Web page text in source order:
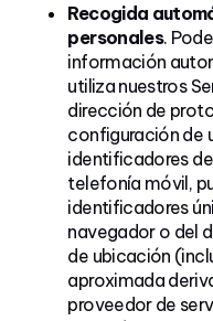
Recogida
personales.
información
utiliza nuestros
dirección de
configuración de
identificadores
telefonía móvil,
identificadores
navegador o del
de ubicación
aproximada
proveedor de